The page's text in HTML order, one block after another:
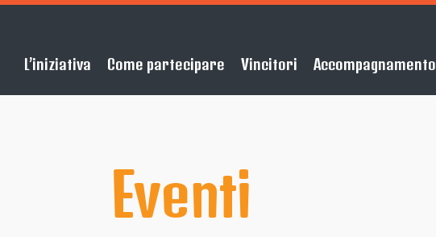
L’iniziativa Come partecipare Vincitori Accompagnamento
Eventi